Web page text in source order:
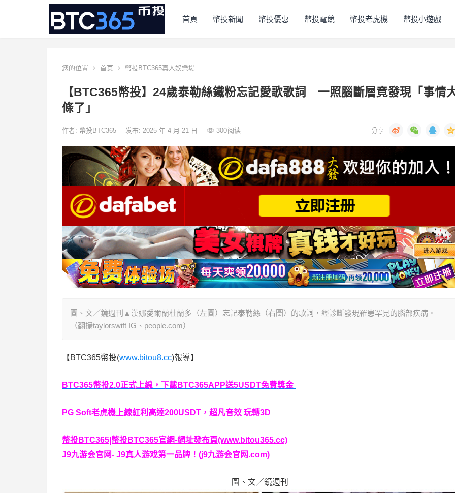
首頁 幣投新聞 幣投優惠 幣投電競 幣投老虎機 幣投小遊戲
您的位置 首页 幣投BTC365真人娛樂場
【BTC365幣投】24歲泰勒絲鐵粉忘記愛歌歌詞 一照腦斷層竟發現「事情
條了」
作者: 幣投BTC365 发布: 2025 年 4 月 21 日 300阅读
圖、文／鏡週刊▲漢娜愛爾蘭杜蘭多（左圖）忘記泰勒絲（右圖）的歌詞，經診斷發現罹患罕見的腦部疾病。
（翻攝taylorswift IG、people.com）
【BTC365幣投(www.bitou8.cc)報導】
BTC365幣投2.0正式上線，下載BTC365APP送5USDT免費獎金
PG Soft老虎機上線紅利高達200USDT，超凡音效 玩轉3D
幣投BTC365|幣投BTC365官網-網址發布頁(www.bitou365.cc)
J9九游会官网- J9真人游戏第一品牌！(j9九游会官网.com)
圖、文／鏡週刊